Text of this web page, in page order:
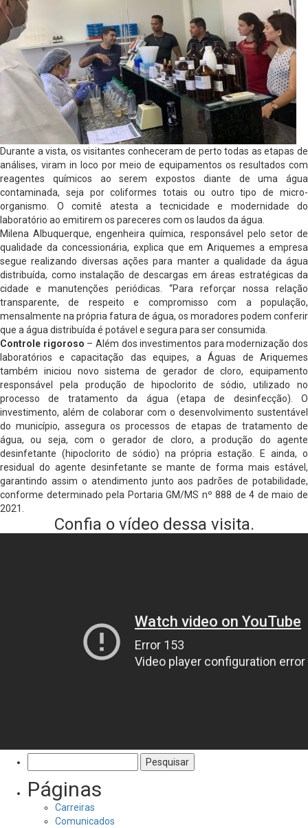
Durante a vista, os visitantes conheceram de perto todas as etapas de
análises, viram in loco por meio de equipamentos os resultados com
reagentes químicos ao serem expostos diante de uma água
contaminada, seja por coliformes totais ou outro tipo de micro-
organismo. O comitê atesta a tecnicidade e modernidade do
laboratório ao emitirem os pareceres com os laudos da água.
Milena Albuquerque, engenheira química, responsável pelo setor de
qualidade da concessionária, explica que em Ariquemes a empresa
segue realizando diversas ações para manter a qualidade da água
distribuída, como instalação de descargas em áreas estratégicas da
cidade e manutenções periódicas. “Para reforçar nossa relação
transparente, de respeito e compromisso com a população,
mensalmente na própria fatura de água, os moradores podem conferir
que a água distribuída é potável e segura para ser consumida.
Controle rigoroso – Além dos investimentos para modernização dos
laboratórios e capacitação das equipes, a Águas de Ariquemes
também iniciou novo sistema de gerador de cloro, equipamento
responsável pela produção de hipoclorito de sódio, utilizado no
processo de tratamento da água (etapa de desinfecção). O
investimento, além de colaborar com o desenvolvimento sustentável
do município, assegura os processos de etapas de tratamento de
água, ou seja, com o gerador de cloro, a produção do agente
desinfetante (hipoclorito de sódio) na própria estação. E ainda, o
residual do agente desinfetante se mante de forma mais estável,
garantindo assim o atendimento junto aos padrões de potabilidade,
conforme determinado pela Portaria GM/MS nº 888 de 4 de maio de
2021.
Confia o vídeo dessa visita.
por:
Páginas
Carreiras
Comunicados